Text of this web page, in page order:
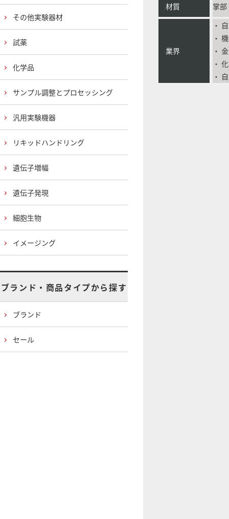
材質 掌
業界
・
・
・
・
・
その他実験器材
試薬
化学品
サンプル調整とプロセッシング
汎用実験機器
リキッドハンドリング
遺伝子増幅
遺伝子発現
細胞生物
イメージング
ブランド・商品タイプから探す
ブランド
セール